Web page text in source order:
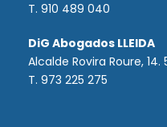
T. 910 489 040
DiG Abogados LLEIDA
Alcalde Rovira Roure, 14.
T. 973 225 275